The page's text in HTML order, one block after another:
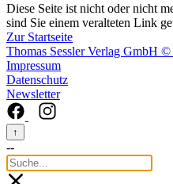
Diese Seite ist nicht oder nicht
sind Sie einem veralteten Link
Zur Startseite
Thomas Sessler Verlag GmbH
Impressum
Datenschutz
Newsletter
↑
--